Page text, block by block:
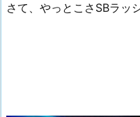
さて、やっとこさSBラッ